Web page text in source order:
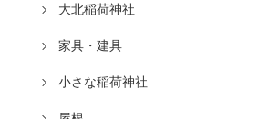
大北稲荷神社
家具・建具
小さな稲荷神社